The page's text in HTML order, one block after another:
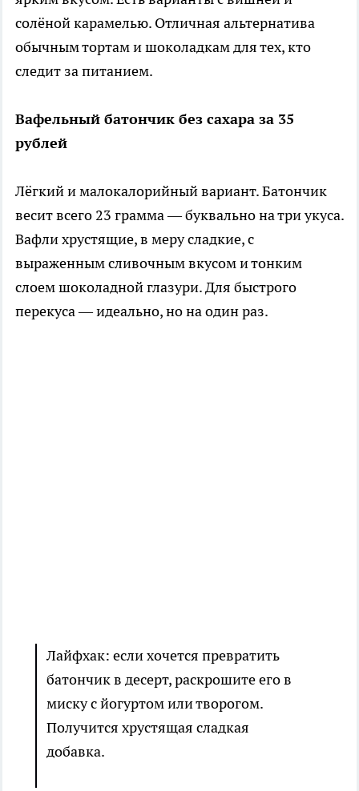
солёной карамелью. Отличная альтернатива
обычным тортам и шоколадкам для тех, кто
следит за питанием.
Вафельный батончик без сахара за 35
рублей
Лёгкий и малокалорийный вариант. Батончик
весит всего 23 грамма — буквально на три укуса.
Вафли хрустящие, в меру сладкие, с
выраженным сливочным вкусом и тонким
слоем шоколадной глазури. Для быстрого
перекуса — идеально, но на один раз.
Лайфхак: если хочется превратить
батончик в десерт, раскрошите его в
миску с йогуртом или творогом.
Получится хрустящая сладкая
добавка.